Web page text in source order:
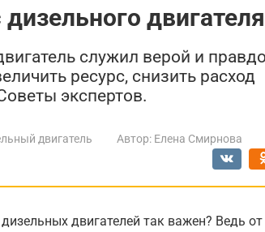
двигателя
служил верой и
ресурс, снизить расход
экспертов.
двигатель Автор: Елена Смирнова
двигателей так важен? Ведь от